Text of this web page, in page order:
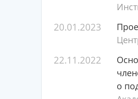
20.01.2023
22.11.2022
о